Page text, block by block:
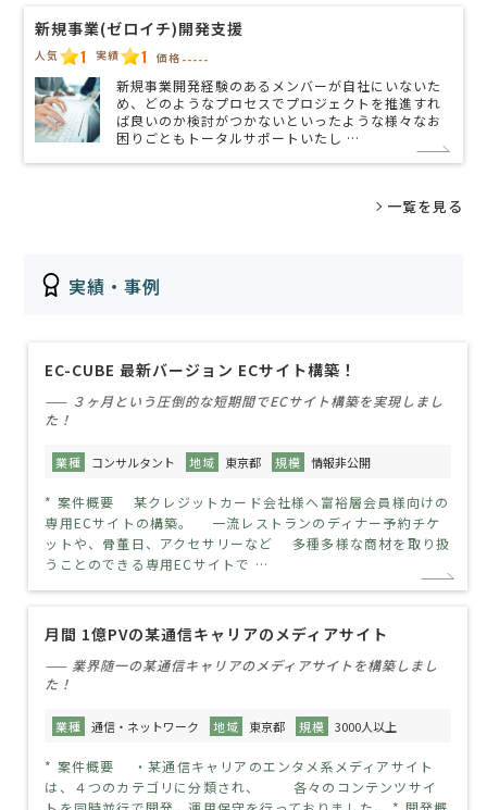
新規事業(ゼロイチ)開発支援
人気 1 実績 1 価格 -----
新規事業開発経験のあるメンバーが自社にいないた
め、どのようなプロセスでプロジェクトを推進すれ
ば良いのか検討がつかないといったような様々なお
困りごともトータルサポートいたし …
一覧を見る
実績・事例
EC-CUBE 最新バージョン ECサイト構築！
—— ３ヶ月という圧倒的な短期間でECサイト構築を実現しまし
た！
業種 コンサルタント 地域 東京都 規模 情報非公開
* 案件概要 某クレジットカード会社様へ富裕層会員様向けの
専用ECサイトの構築。 一流レストランのディナー予約チケ
ットや、骨董日、アクセサリーなど 多種多様な商材を取り扱
うことのできる専用ECサイトで …
月間 1億PVの某通信キャリアのメディアサイト
—— 業界随一の某通信キャリアのメディアサイトを構築しまし
た！
業種 通信・ネットワーク 地域 東京都 規模 3000人以上
* 案件概要 ・某通信キャリアのエンタメ系メディアサイト
は、４つのカテゴリに分類され、 各々のコンテンツサイ